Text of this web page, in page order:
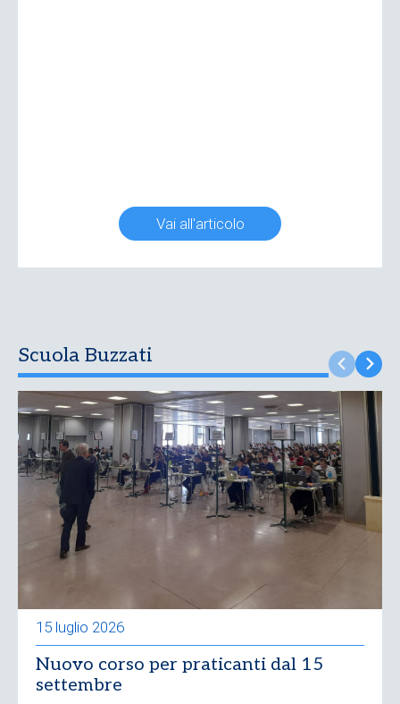
Vai all'articolo
Scuola Buzzati
15 luglio 2026
Nuovo corso per praticanti dal 15
settembre